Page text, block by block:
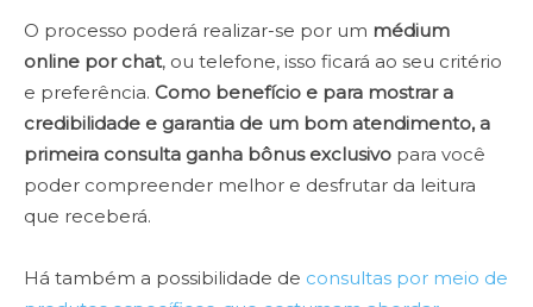
O processo poderá realizar-se por um médium
online por chat, ou telefone, isso ficará ao seu critério
e preferência. Como benefício e para mostrar a
credibilidade e garantia de um bom atendimento, a
primeira consulta ganha bônus exclusivo para você
poder compreender melhor e desfrutar da leitura
que receberá.
Há também a possibilidade de consultas por meio de